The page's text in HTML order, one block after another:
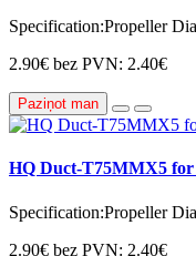
2.90€ bez PVN: 2.40€
Paziņot man
HQ Duct-T75MMX5
2.90€ bez PVN: 2.40€